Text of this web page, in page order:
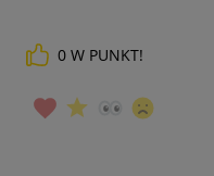
0 W PUNKT!